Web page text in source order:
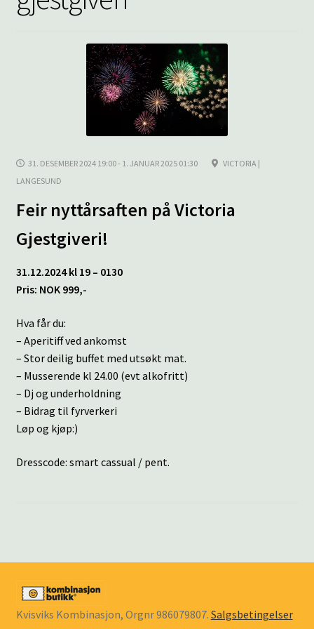
KONTAKT
SPØRSMÅL OG SVAR
31. DESEMBER 2024 19:00 - 1. JANUAR 2025 01:30
VICTORIA |
LANGESUND
Feir nyttårsaften på Victoria
Gjestgiveri!
31.12.2024 kl 19 – 0130
Pris: NOK 999,-
Hva får du:
– Aperitiff ved ankomst
– Stor deilig buffet med utsøkt mat.
– Musserende kl 24.00 (evt alkofritt)
– Dj og underholdning
– Bidrag til fyrverkeri
Løp og kjøp:)
Dresscode: smart cassual / pent.
Kvisviks Kombinasjon, Orgnr 986079807. Salgsbetingelser